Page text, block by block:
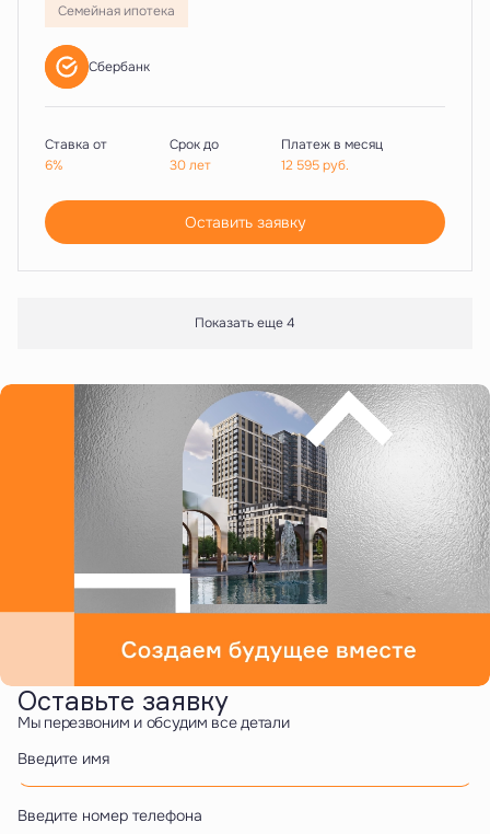
Семейная ипотека
Сбербанк
Ставка от
6%
Срок до
30 лет
Платеж в месяц
12 595руб.
Оставить заявку
Показать еще 4
Оставьте заявку
Мы перезвоним и обсудим все детали
Введите имя
Введите номер телефона